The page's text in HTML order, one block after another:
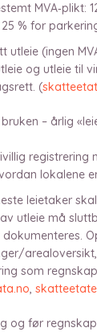
MVA‑plikt:
% for
utleie (ingen
og utleie til
(
– årlig
registrering
lokalene
leietaker
utleie må
dokumenteres.
som
,
og før